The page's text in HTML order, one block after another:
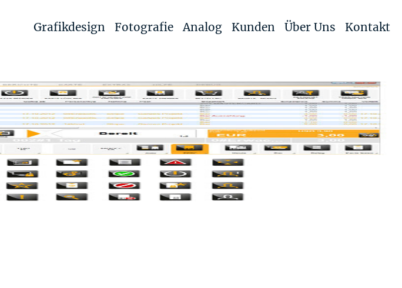
Grafikdesign Fotografie Analog Kunden Über Uns Kontakt